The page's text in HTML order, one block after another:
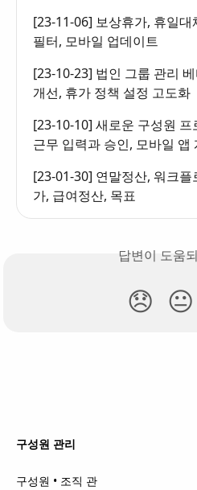
[23-11-06] 보상휴가, 휴일대
필터, 모바일 업데이트
[23-10-23] 법인 그룹 관리
개선, 휴가 정책 설정 고도화
[23-10-10] 새로운 구성원
근무 입력과 승인, 모바일 앱
[23-01-30] 연말정산, 워크플
가, 급여정산, 목표
답변이 도움
😞 😐
구성원 관리
구성원 • 조직 관